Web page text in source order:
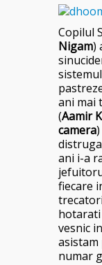
Copilul
Nigam)
ani mai
(Aamir
camera
ani i-a
fiecare
vesnic
numar